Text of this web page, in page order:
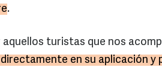
.
turistas que nos
en su aplicación y